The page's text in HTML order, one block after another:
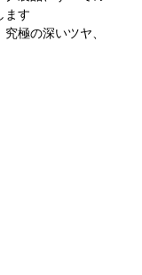
ます
極の深いツヤ、